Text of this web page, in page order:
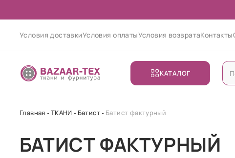
Условия доставкиУсловия оплатыУсловия возвратаКонтакты
КАТАЛОГ
Главная ТКАНИ Батист Батист фактурный
БАТИСТ ФАКТУРНЫЙ